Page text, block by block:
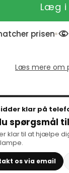
Læg i
prisen E-
Læs mere om
klar på
spørgsmål
klar til at hjælpe
os via email